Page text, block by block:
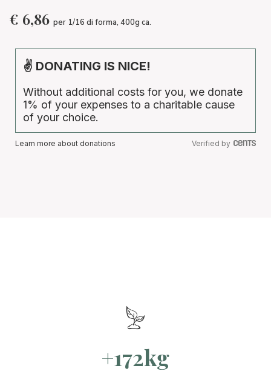
€ 6,86 per 1/16 di forma, 400g ca.
✌ DONATING IS NICE!
Without additional costs for you, we donate
1% of your expenses to a charitable cause
of your choice.
Learn more about donations Verified by
+172kg